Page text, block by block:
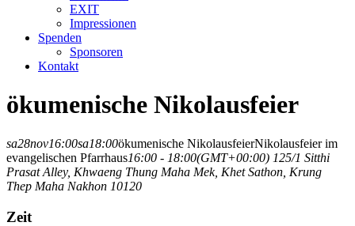
EXIT
Impressionen
Spenden
Sponsoren
Kontakt
ökumenische Nikolausfeier
sa28nov16:00sa18:00ökumenische NikolausfeierNikolausfeier im
evangelischen Pfarrhaus16:00 - 18:00(GMT+00:00) 125/1 Sitthi
Prasat Alley, Khwaeng Thung Maha Mek, Khet Sathon, Krung
Thep Maha Nakhon 10120
Zeit